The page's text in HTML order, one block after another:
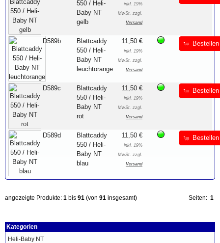
550 / Heli-
Baby NT
gelb
inkl. 19%
MwSt. zzgl.
Versand
D589b
Blattcaddy
550 / Heli-
Baby NT
leuchtorange
11,50 €
inkl. 19%
MwSt. zzgl.
Versand
Bestellen
D589c
Blattcaddy
550 / Heli-
Baby NT
rot
11,50 €
inkl. 19%
MwSt. zzgl.
Versand
Bestellen
D589d
Blattcaddy
550 / Heli-
Baby NT
blau
11,50 €
inkl. 19%
MwSt. zzgl.
Versand
Bestellen
Seiten: 1
angezeigte Produkte: 1 bis 91 (von 91 insgesamt)
Kategorien
Heli-Baby NT